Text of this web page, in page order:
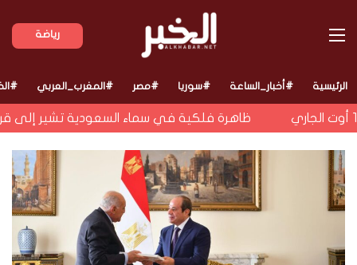
رياضة القائمة
الرئيسية #أخبار_الساعة #سوريا #مصر #المغرب_العربي
ظاهرة فلكية في سماء السعودية تشير إلى قرب